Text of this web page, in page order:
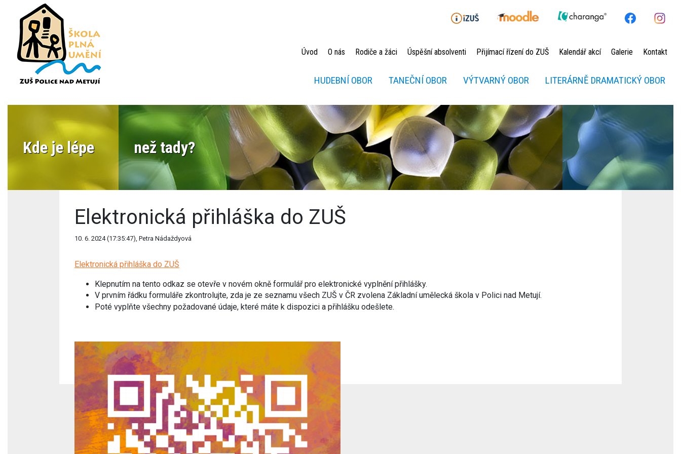
Úvod O nás Rodiče a žáci Úspěšní absolventi Přijímací řízení do ZUŠ Kalendář akcí Galerie Kontakt
HUDEBNÍ OBOR TANEČNÍ OBOR VÝTVARNÝ OBOR LITERÁRNĚ DRAMATICKÝ OBOR
Kde je lépe než tady?
Elektronická přihláška do ZUŠ
10. 6. 2024 (17:35:47), Petra Nádaždyová
Elektronická přihláška do ZUŠ
Klepnutím na tento odkaz se otevře v novém okně formulář pro elektronické vyplnění přihlášky.
V prvním řádku formuláře zkontrolujte, zda je ze seznamu všech ZUŠ v ČR zvolena Základní umělecká škola v Polici nad Metují.
Poté vyplňte všechny požadované údaje, které máte k dispozici a přihlášku odešlete.